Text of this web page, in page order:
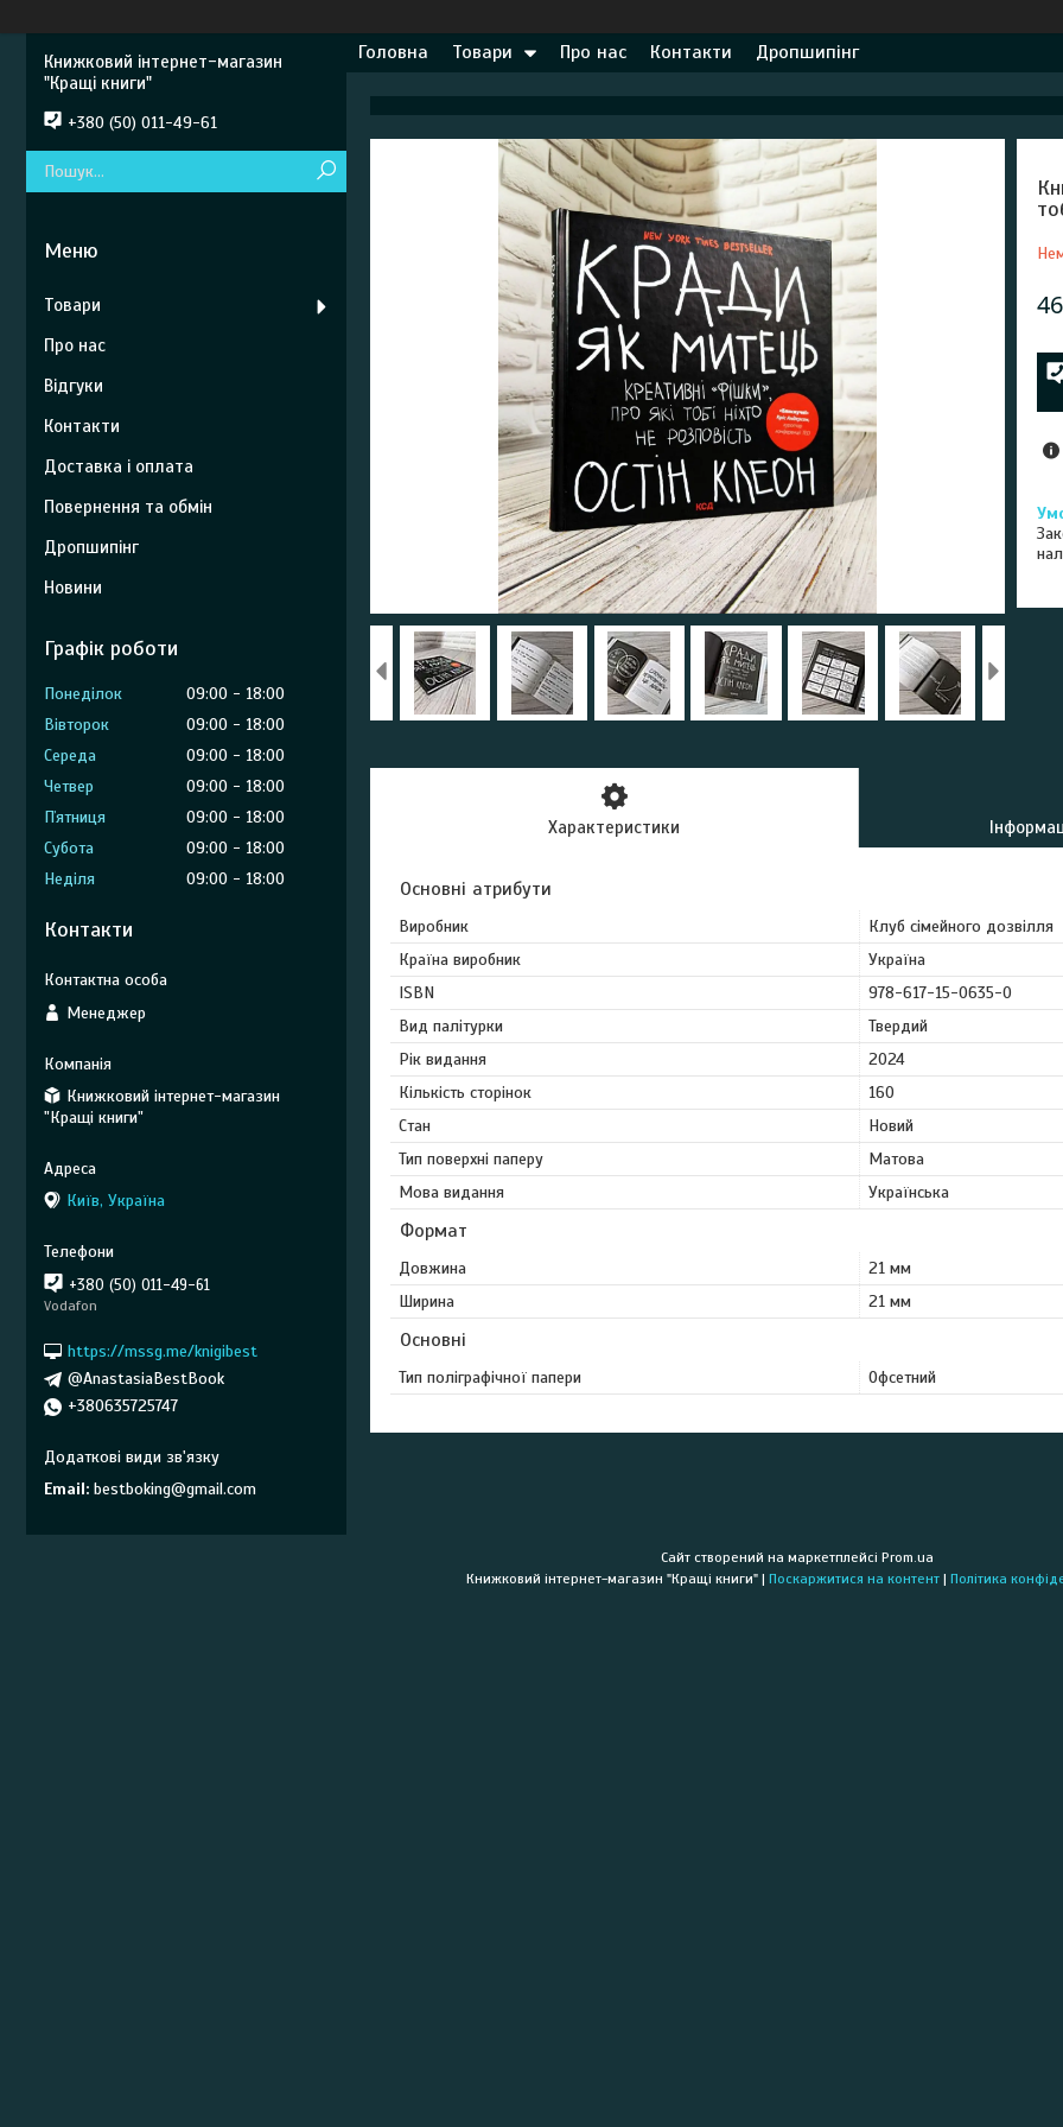
Головна Товари Про нас Контакти Дропшипінг
Характеристики
Основні атрибути
Виробник
Клуб сімейного дозвілля
Країна виробник
Україна
ISBN
978-617-15-0635-0
Вид палітурки
Твердий
Рік видання
2024
Кількість сторінок
160
Стан
Новий
Тип поверхні паперу
Матова
Мова видання
Українська
Формат
Довжина
21 мм
Ширина
21 мм
Основні
Тип поліграфічної папери Офсетний
Книжковий інтернет-магазин
"Кращі книги"
+380 (50) 011-49-61
Товари
Про нас
Відгуки
Контакти
Доставка і оплата
Повернення та обмін
Дропшипінг
Новини
Графік роботи
Понеділок 09:00
18:00
Вівторок
09:00
18:00
Середа
09:00
18:00
Четвер
09:00
18:00
Пʼятниця
09:00
18:00
Субота
09:00
18:00
Неділя
09:00 18:00
Контакти
Менеджер
Книжковий інтернет-магазин
"Кращі книги"
Київ, Україна
+380 (50) 011-49-61
Vodafon
https://mssg.me/knigibest
@AnastasiaBestBook
+380635725747
Email bestboking@gmail.com
Сайт створений на маркетплейсі Prom.ua
Книжковий інтернет-магазин "Кращі книги" | Поскаржитися на контент | Політика